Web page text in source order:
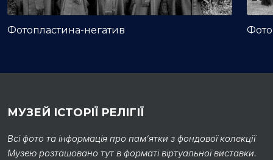
Фотопластина-негатив
МУЗЕЙ ІСТОРІЇ РЕЛІГІЇ
Всі фото та інформація про пам’ятки з фондової колекції
Музею розташовано тут в форматі віртуальної виставки.